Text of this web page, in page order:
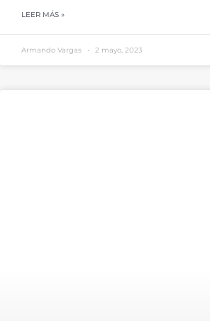
LEER MÁS »
Armando Vargas 2 mayo, 2023